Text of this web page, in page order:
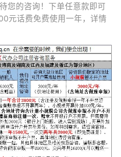
您的咨询！下单任意款即可
元话费免费使用一年，详情